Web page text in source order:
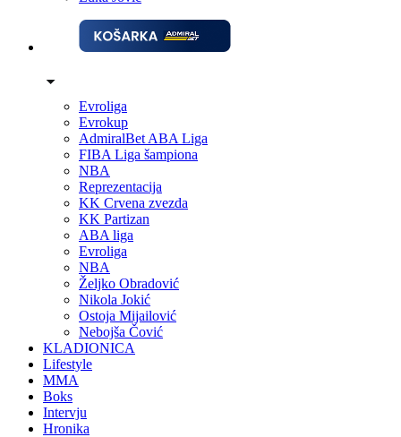
Evroliga
Evrokup
AdmiralBet ABA Liga
FIBA Liga šampiona
NBA
Reprezentacija
KK Crvena zvezda
KK Partizan
ABA liga
Evroliga
NBA
Željko Obradović
Nikola Jokić
Ostoja Mijailović
Nebojša Čović
KLADIONICA
Lifestyle
MMA
Boks
Intervju
Hronika